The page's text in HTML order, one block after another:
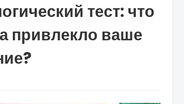
тест: что
привлекло ваше